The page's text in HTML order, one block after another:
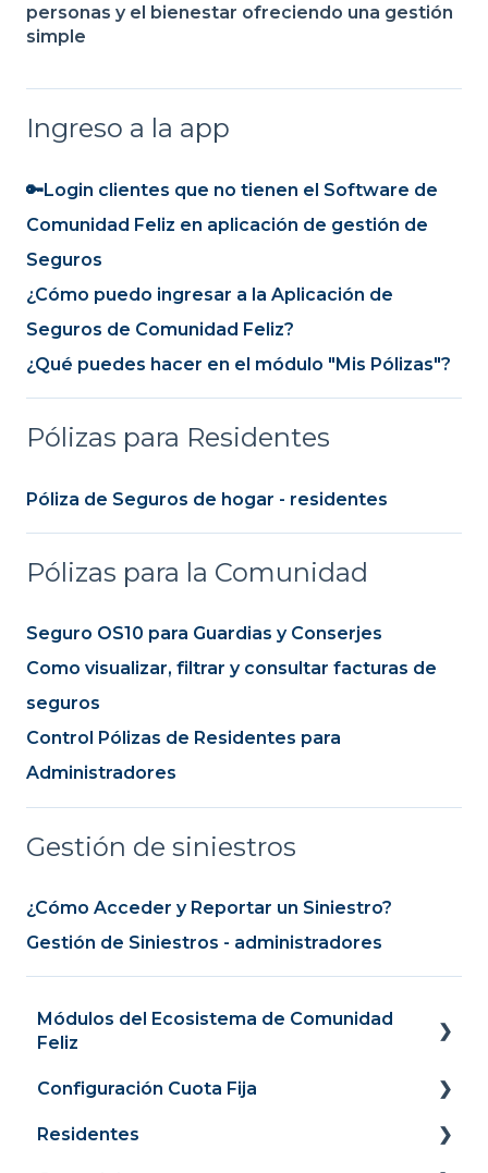
personas y el bienestar ofreciendo una gestión
simple
Ingreso a la app
🔑Login clientes que no tienen el Software de
Comunidad Feliz en aplicación de gestión de
Seguros
¿Cómo puedo ingresar a la Aplicación de
Seguros de Comunidad Feliz?
¿Qué puedes hacer en el módulo "Mis Pólizas"?
Pólizas para Residentes
Póliza de Seguros de hogar - residentes
Pólizas para la Comunidad
Seguro OS10 para Guardias y Conserjes
Como visualizar, filtrar y consultar facturas de
seguros
Control Pólizas de Residentes para
Administradores
Gestión de siniestros
¿Cómo Acceder y Reportar un Siniestro?
Gestión de Siniestros - administradores
Módulos del Ecosistema de Comunidad
Feliz
Panel
Cobranza y recaudación
Configuración Cuota Fija
Panel
Residentes